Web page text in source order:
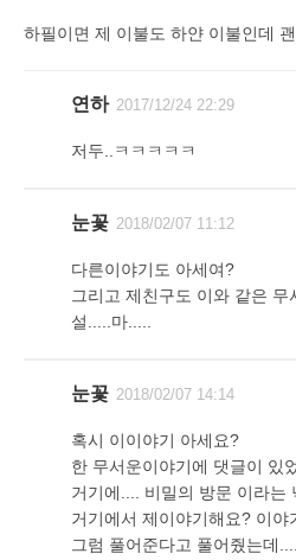
하필이면 제 이불도 하얀 이불인데
연하 2017/12/24 22:29
저두..ㅋㅋㅋㅋㅋ
눈꽃 2018/02/07 11:12
다른이야기도 아세여?
그리고 제친구도 이와 같은 무
설.....마.....
눈꽃 2018/02/07 14:14
혹시 이이야기 아세요?
한 무서운이야기에 댓글이 있
거기에.... 비밀의 방문 이라는
거기에서 제이야기해요? 이야
그럼 풀어준다고 풀어줬는데